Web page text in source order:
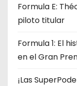
Formula E:
piloto titular
Formula 1: El
en el Gran
¡Las